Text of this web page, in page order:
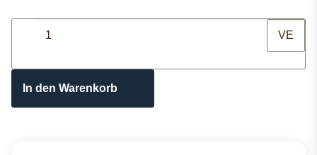
VE
In den Warenkorb